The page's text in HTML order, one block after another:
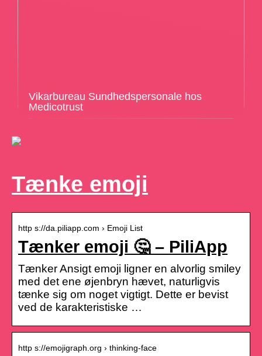
Vikarbureau Sundhedspersonale hos
Medicotrust
Tænke emoji
http s://da.piliapp.com › Emoji List
Tænker emoji 🤔 – PiliApp
Tænker Ansigt emoji ligner en alvorlig smiley
med det ene øjenbryn hævet, naturligvis
tænke sig om noget vigtigt. Dette er bevist
ved de karakteristiske …
http s://emojigraph.org › thinking-face